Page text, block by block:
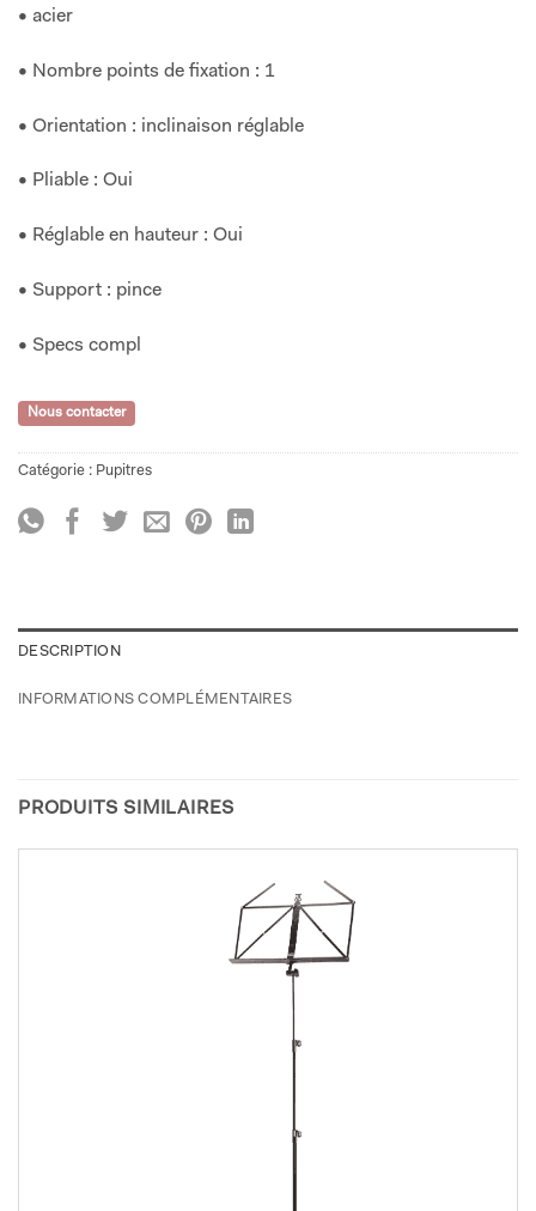
• acier
• Nombre points de fixation : 1
• Orientation : inclinaison réglable
• Pliable : Oui
• Réglable en hauteur : Oui
• Support : pince
• Specs compl
Nous contacter
Catégorie : Pupitres
DESCRIPTION
INFORMATIONS COMPLÉMENTAIRES
PRODUITS SIMILAIRES